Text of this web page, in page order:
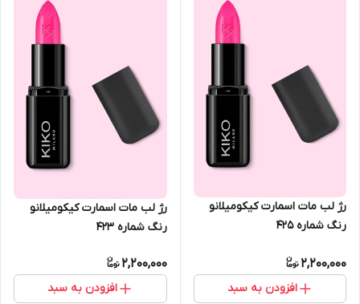
رژ لب مات اسمارت کیکومیلانو
رنگ شماره 425
2,200,000
افزودن به سبد
رژ لب مات اسمارت کیکومیلانو
رنگ شماره 423
2,200,000
افزودن به سبد